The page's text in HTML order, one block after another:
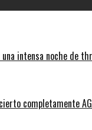
intensa noche de
completamente